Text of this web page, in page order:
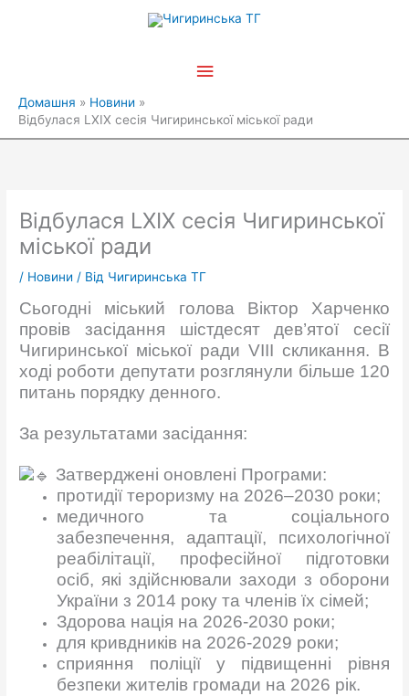
Головне
Домашня
Новини
Відбулася LXIX сесія Чигиринської міської ради
Відбулася LXIX сесія Чигиринської
міської ради
/ Новини / Від Чигиринська ТГ
Сьогодні міський голова Віктор Харченко
провів засідання шістдесят дев’ятої сесії
Чигиринської міської ради VIII скликання. В
ході роботи депутати розглянули більше 120
питань порядку денного.
За результатами засідання:
Затверджені оновлені Програми:
протидії тероризму на 2026–2030 роки;
медичного та соціального
забезпечення, адаптації, психологічної
реабілітації, професійної підготовки
осіб, які здійснювали заходи з оборони
України з 2014 року та членів їх сімей;
Здорова нація на 2026-2030 роки;
для кривдників на 2026-2029 роки;
сприяння поліції у підвищенні рівня
безпеки жителів громади на 2026 рік.